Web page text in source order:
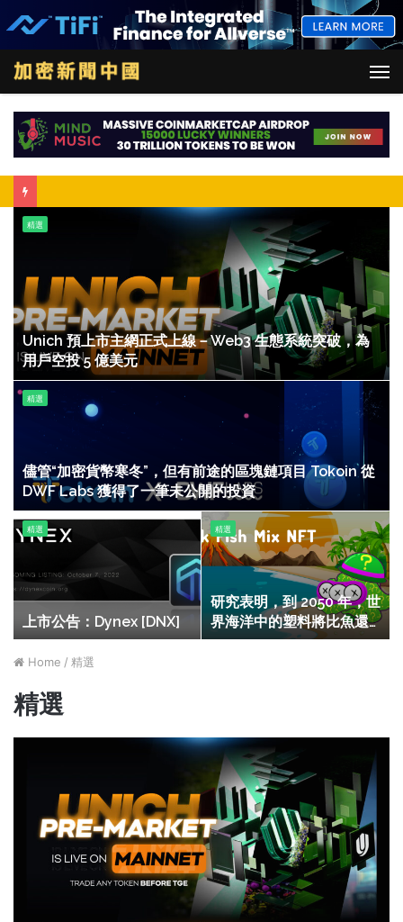
Unich
預
主
網
正
式
上
線
－
統
突
破，
用
戶
投
億
元
精選
Unich 預上市主網正式上線－Web3 生態系統突破，為
用戶空投 5 億美元
儘
管“加
寒
但
有
途
的
鏈
目
Tokoin
精選
儘管“加密貨幣寒冬”，但有前途的區塊鏈項目 Tokoin 從
DWF Labs 獲得了一筆未公開的投資
上
市
告：
Dynex
[DNX]
精選
上市公告：Dynex [DNX]
研
究
表
到
2050
年，
的
比
魚
還
多。
精選
研究表明，到 2050 年，世
界海洋中的塑料將比魚還
多。
Home / 精選
精選